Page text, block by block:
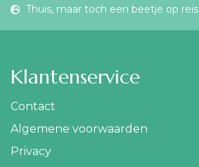
Thuis, maar toch een beetje op reis
Klantenservice
Contact
Algemene voorwaarden
Privacy